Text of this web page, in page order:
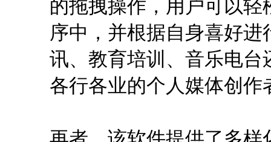
序中，并根据自身喜好
讯、教育培训、音乐电
各行各业的个人媒体创作